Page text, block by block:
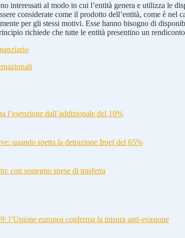
interessati al modo in cui l’entità genera e utilizza le
considerate come il prodotto dell’entità, come è
per gli stessi motivi. Esse hanno bisogno di
richiede che tutte le entità presentino un
l’esenzione dall’addizionale del 10%
quando spetta la detrazione Irpef del 65%
con sostegno spese di trasferta
l’Unione europea conferma la misura anti-evasione